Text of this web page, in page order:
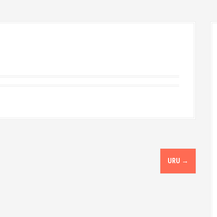
URU →